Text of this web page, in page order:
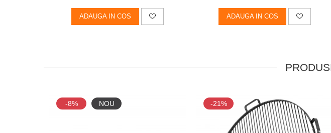
ADAUGA IN COS ADAUGA IN COS
-8% NOU -21%